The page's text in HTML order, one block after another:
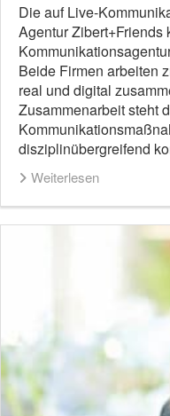
Die auf Live-
Agentur Zibert+Friends
Beide Firmen arbeiten
real und digital
Zusammenarbeit steht
disziplinübergreifend
Weiterlesen